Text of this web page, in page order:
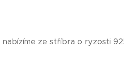
ze stříbra o ryzosti